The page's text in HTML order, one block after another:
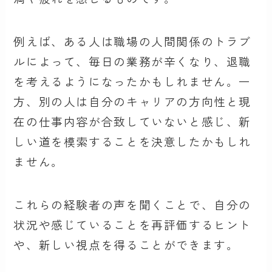
例えば、ある人は職場の人間関係のトラブ
ルによって、毎日の業務が辛くなり、退職
を考えるようになったかもしれません。一
方、別の人は自分のキャリアの方向性と現
在の仕事内容が合致していないと感じ、新
しい道を模索することを決意したかもしれ
ません。
これらの経験者の声を聞くことで、自分の
状況や感じていることを再評価するヒント
や、新しい視点を得ることができます。